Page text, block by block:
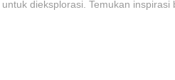
dieksplorasi. Temukan